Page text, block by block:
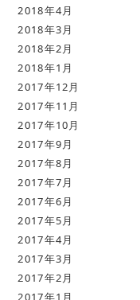
2018年4月
2018年3月
2018年2月
2018年1月
2017年12月
2017年11月
2017年10月
2017年9月
2017年8月
2017年7月
2017年6月
2017年5月
2017年4月
2017年3月
2017年2月
2017年1月